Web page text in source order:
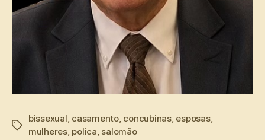
Tags
bissexual, casamento, concubinas, esposas,
mulheres, polica, salomão